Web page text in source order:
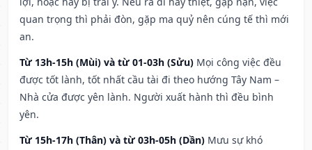
quan trọng thì phải đòn, gặp ma quỷ nên cúng tế thì mới
an.
Từ 13h-15h (Mùi) và từ 01-03h (Sửu) Mọi công việc đều
được tốt lành, tốt nhất cầu tài đi theo hướng Tây Nam –
Nhà cửa được yên lành. Người xuất hành thì đều bình
yên.
Từ 15h-17h (Thân) và từ 03h-05h (Dần) Mưu sự khó